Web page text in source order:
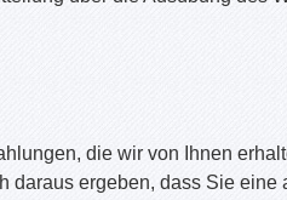
die wir von Ihnen
daraus ergeben, dass Sie eine